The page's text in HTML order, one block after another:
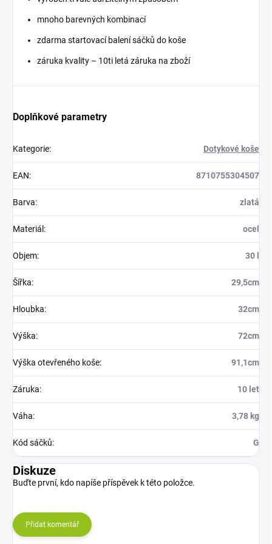
mnoho barevných kombinací
zdarma startovací balení sáčků do koše
záruka kvality – 10ti letá záruka na zboží
Doplňkové parametry
Kategorie: Dotykové koše
EAN: 8710755304507
Barva: zlatá
Materiál : ocel
Objem: 30 l
Šířka: 29,5cm
Hloubka: 32cm
Výška: 72cm
Výška otevřeného koše: 91,1cm
Záruka: 10 let
Váha: 3,78 kg
Kód sáčků: G
Diskuze
Buďte první, kdo napíše příspěvek k této položce.
Přidat komentář